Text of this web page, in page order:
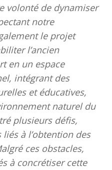
volonté de dynamiser
notre
le projet
l’ancien
en un espace
intégrant des
et éducatives,
naturel du
plusieurs défis,
à l’obtention des
ces obstacles,
à concrétiser cette